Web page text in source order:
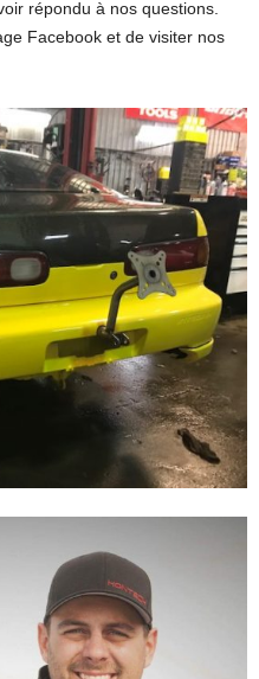
répondu à nos questions.
Facebook et de visiter nos